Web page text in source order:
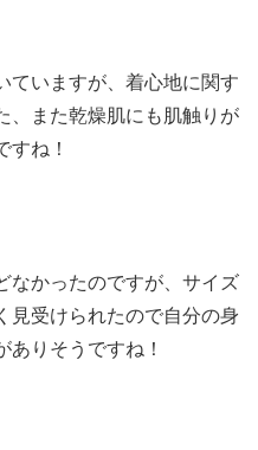
ていますが、着心地に関す
、また乾燥肌にも肌触りが
すね！
なかったのですが、サイズ
見受けられたので自分の身
ありそうですね！